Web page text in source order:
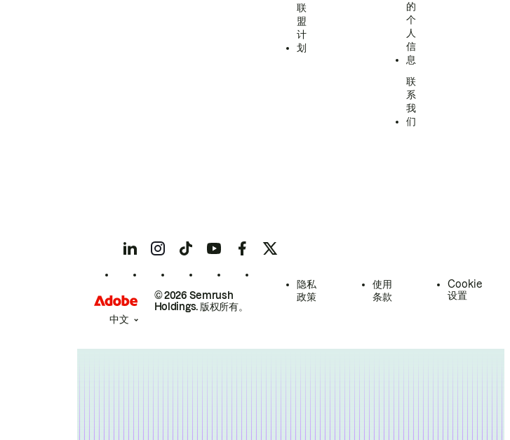
联
盟
计
划
的
个
人
信
息
联
系
我
们
© 2026 Semrush
Holdings. 版权所有。
隐私
政策
使用
条款
Cookie
设置
中文